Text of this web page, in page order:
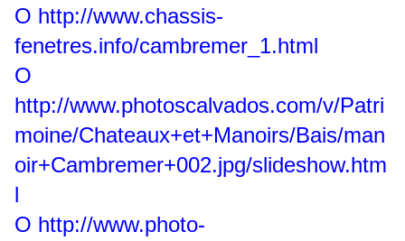
O http://www.chassis-
fenetres.info/cambremer_1.html
O
http://www.photoscalvados.com/v/Patri
moine/Chateaux+et+Manoirs/Bais/man
oir+Cambremer+002.jpg/slideshow.htm
l
O http://www.photo-